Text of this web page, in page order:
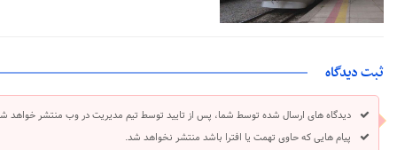
ثبت دیدگاه
دیدگاه های ارسال شده توسط شما، پس از تایید توسط تیم مدیریت در وب منتشر خواهد
پیام هایی که حاوی تهمت یا افترا باشد منتشر نخواهد شد.